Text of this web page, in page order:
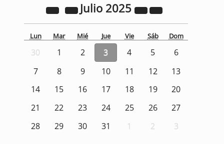
Julio 2025
Lun Mar Mié Jue Vie Sáb Dom
30 1 2 3 4 5
6
7
8 9 10 11 12
13
14
15 16 17 18 19
20
21
22 23 24 25 26
27
28
29 30 31 1 2 3